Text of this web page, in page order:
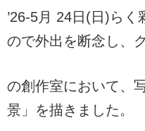
’26-5月 24日(日)ら
ので外出を断念し、
の創作室において、
景」を描きました。